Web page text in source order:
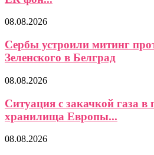
08.08.2026
Сербы устроили митинг
Зеленского в Белград
08.08.2026
Ситуация с закачкой газа в
хранилища Европы...
08.08.2026